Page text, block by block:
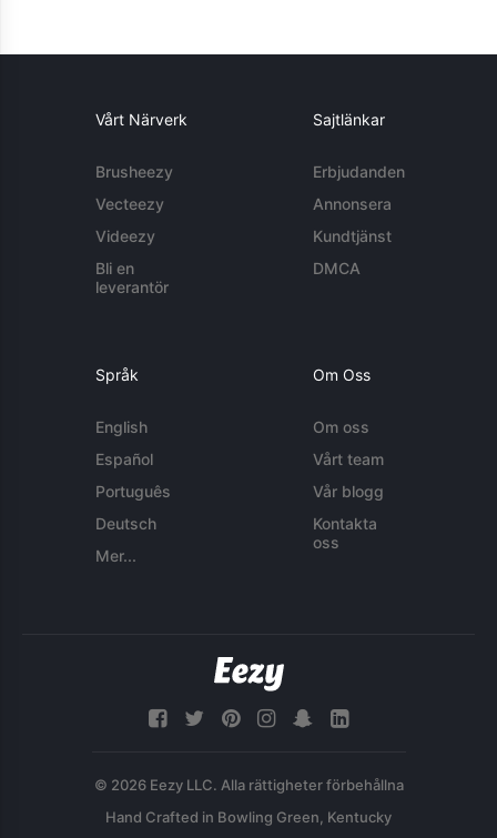
Vårt Närverk
Brusheezy
Vecteezy
Videezy
Bli en
leverantör
Sajtlänkar
Erbjudanden
Annonsera
Kundtjänst
DMCA
Språk
English
Español
Português
Deutsch
Mer...
Om Oss
Om oss
Vårt team
Vår blogg
Kontakta
oss
© 2026 Eezy LLC. Alla rättigheter förbehållna